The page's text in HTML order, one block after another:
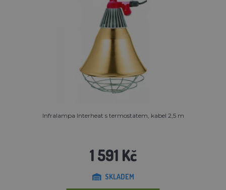
Infralampa Interheat s termostatem, kabel 2,5 m
1 591 Kč
SKLADEM